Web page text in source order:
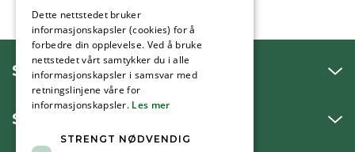
SNAKK MED OSS
SKRIV TIL OSS
Dette nettstedet bruker
informasjonskapsler (cookies) for å
forbedre din opplevelse. Ved å bruke
nettstedet vårt samtykker du i alle
informasjonskapsler i samsvar med
retningslinjene våre for
informasjonskapsler. Les mer
STRENGT NØDVENDIG